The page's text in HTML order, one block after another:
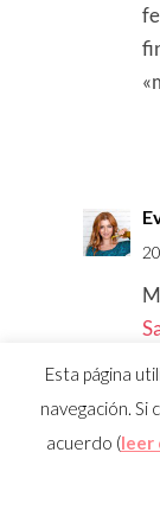
Y
Esta página
navegación. Si
acuerdo (leer